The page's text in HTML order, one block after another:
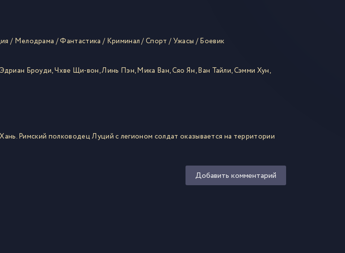
/ Мелодрама /Фантастика / Криминал/Спорт /Ужасы /Боевик
Эдриан Броуди,Чхве Щи-вон,Линь Пэн,Мика Ван,Сяо Ян,Ван Тайли,Сэмми Хун,
Римский полководец Луций с легионом солдат оказывается на территории
Добавить комментарий